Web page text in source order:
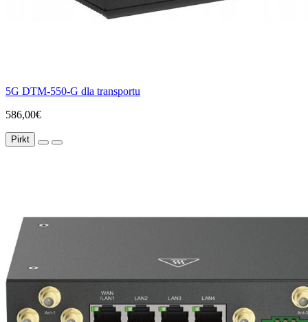
5G DTM-550-G dla transportu
586,00€
Pirkt